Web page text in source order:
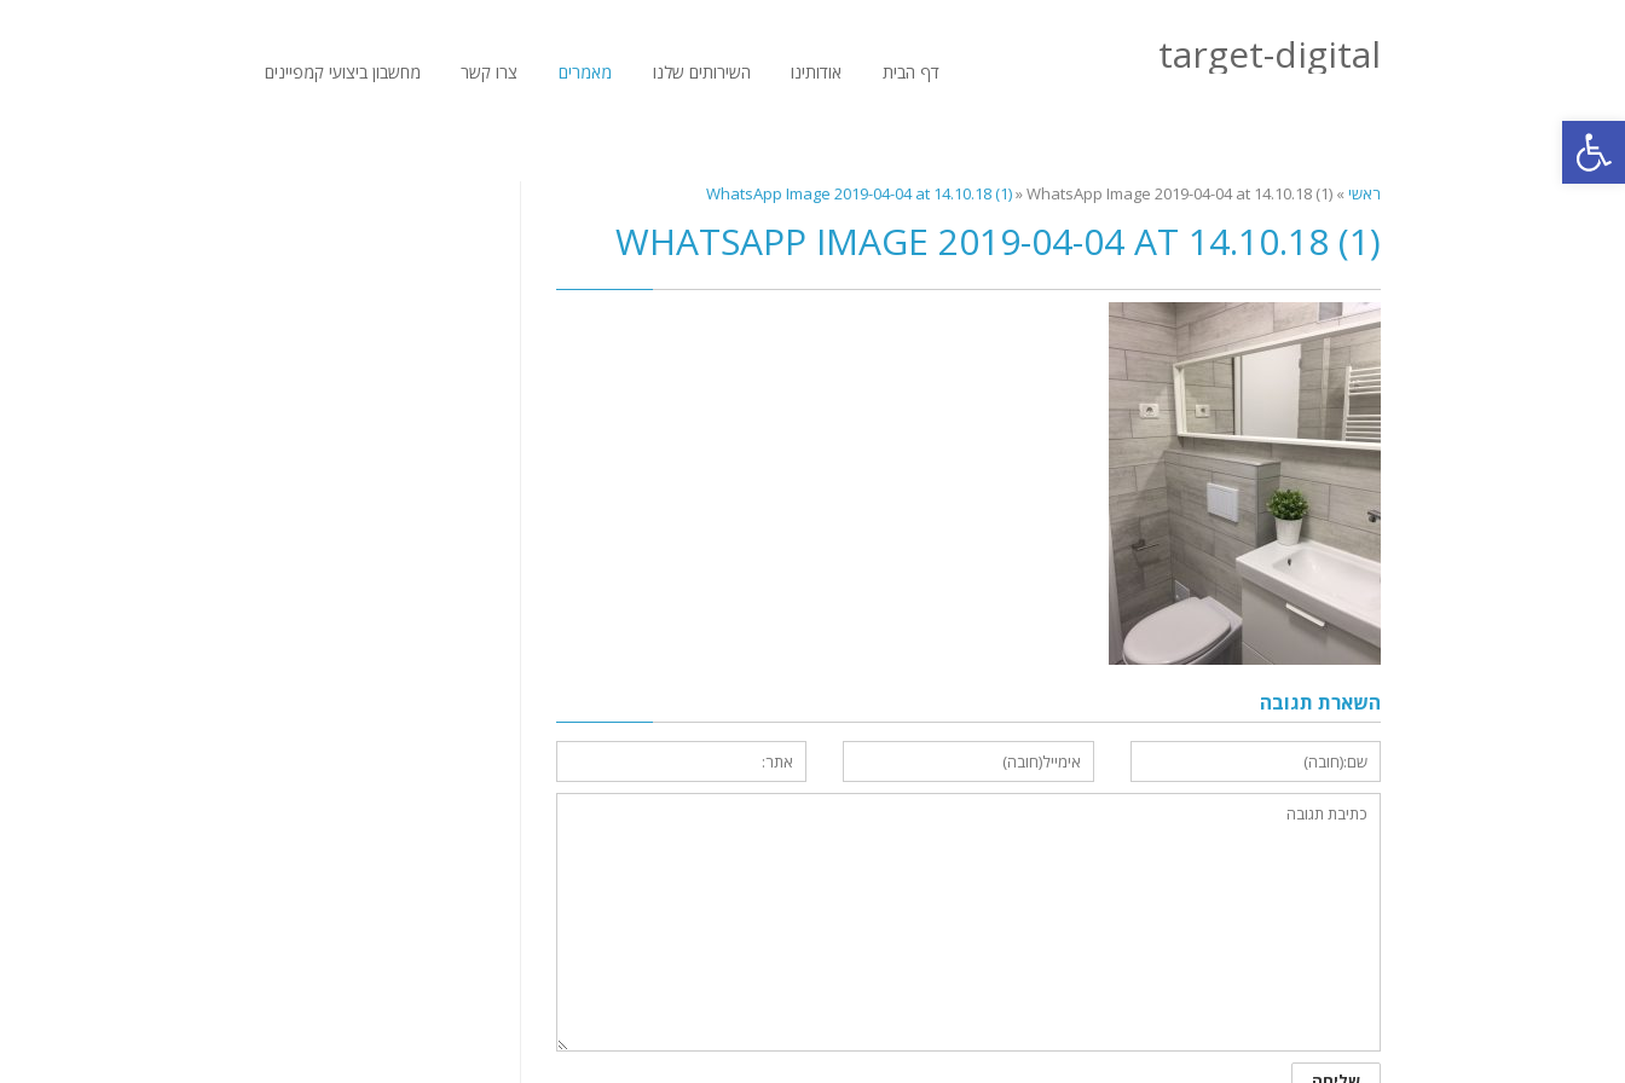
פתח סרגל נגישות
target-digital דף הבית אודותינו השירותים שלנו מאמרים צרו קשר מחשבון ביצועי קמפיינים
ראשי »
WhatsApp Image 2019-04-04 at 14.10.18 (1)»WhatsApp Image 2019-04-04 at 14.10.18 (1)
WHATSAPP IMAGE 2019-04-04 AT 14.10.18 (1)
השארת תגובה